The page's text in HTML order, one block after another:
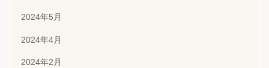
2024年5月
2024年4月
2024年2月